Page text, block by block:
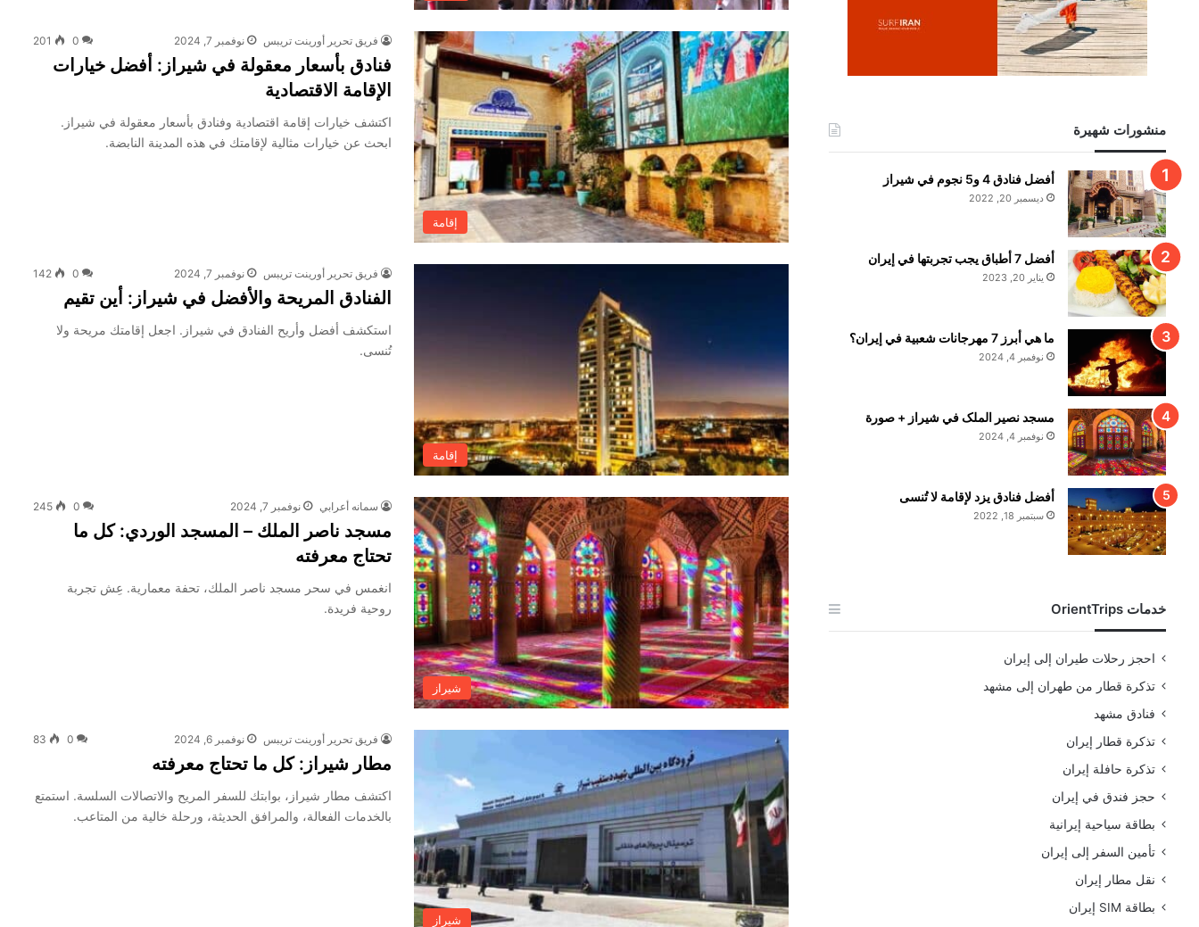
إقامة
فريق تحرير أورينت تريبس نوفمبر 7, 2024 0
201
فنادق بأسعار معقولة في شيراز: أفضل خيارات
الإقامة الاقتصادية
اكتشف خيارات إقامة اقتصادية وفنادق بأسعار معقولة في شيراز.
ابحث عن خيارات مثالية لإقامتك في هذه المدينة النابضة.
إقامة
فريق تحرير أورينت تريبس نوفمبر 7, 2024 0
142
الفنادق المريحة والأفضل في شيراز: أين تقيم
استكشف أفضل وأريح الفنادق في شيراز. اجعل إقامتك مريحة ولا
تُنسى.
شيراز
سمانه أعرابي نوفمبر 7, 2024 0
245
مسجد ناصر الملك – المسجد الوردي: كل ما
تحتاج معرفته
انغمس في سحر مسجد ناصر الملك، تحفة معمارية. عِش تجربة
روحية فريدة.
شيراز
فريق تحرير أورينت تريبس نوفمبر 6, 2024 0
83
مطار شيراز: كل ما تحتاج معرفته
اكتشف مطار شيراز، بوابتك للسفر المريح والاتصالات السلسة. استمتع
بالخدمات الفعالة، والمرافق الحديثة، ورحلة خالية من المتاعب.
منشورات شهيرة
أفضل فنادق 4 و5 نجوم في شيراز
ديسمبر 20, 2022
أفضل 7 أطباق يجب تجربتها في إيران
يناير 20, 2023
ما هي أبرز 7 مهرجانات شعبية في إيران؟
نوفمبر 4, 2024
مسجد نصير الملک في شيراز + صورة
نوفمبر 4, 2024
أفضل فنادق يزد لإقامة لا تُنسى
سبتمبر 18, 2022
خدمات OrientTrips
احجز رحلات طيران إلى إيران
تذكرة قطار من طهران إلى مشهد
فنادق مشهد
تذكرة قطار إيران
تذكرة حافلة إيران
حجز فندق في إيران
بطاقة سياحية إيرانية
تأمين السفر إلى إيران
نقل مطار إيران
بطاقة SIM إيران